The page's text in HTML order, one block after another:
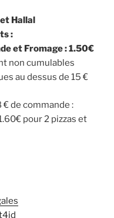
Hallal
:
et Fromage : 1.50€
non cumulables
au dessus de 15 €
de commande :
pour 2 pizzas et